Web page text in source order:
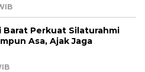
Barat Perkuat Silaturahmi
Asa, Ajak Jaga